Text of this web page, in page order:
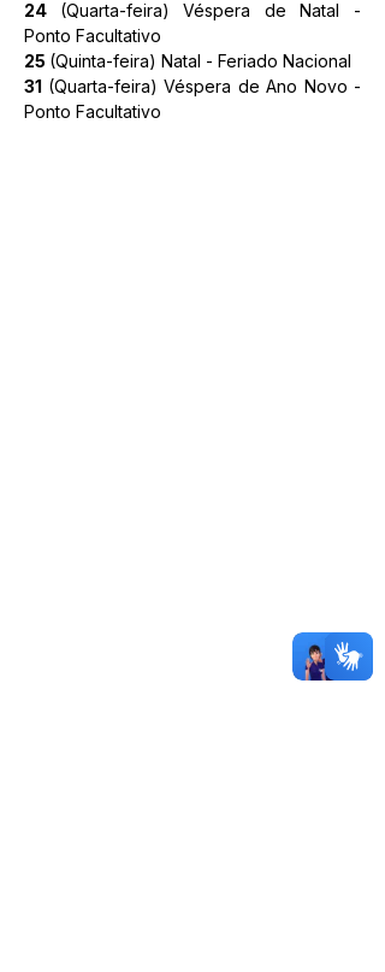
24 (Quarta-feira) Véspera de Natal -
Ponto Facultativo
25 (Quinta-feira) Natal - Feriado Nacional
31 (Quarta-feira) Véspera de Ano Novo -
Ponto Facultativo